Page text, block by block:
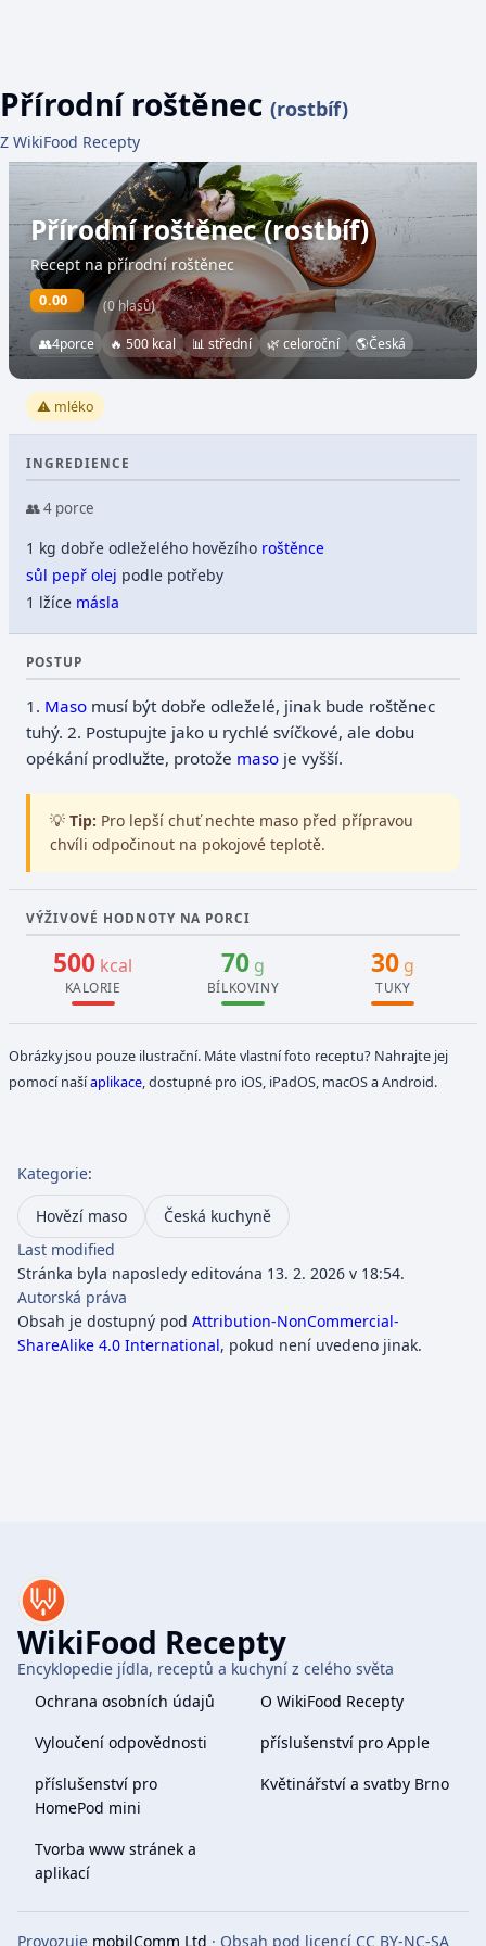
Přírodní roštěnec (rostbíf)
Z WikiFood Recepty
Přírodní roštěnec (rostbíf)
Recept na přírodní roštěnec
0.00 (0 hlasů)
👥4porce 🔥 500 kcal 📊 střední 🌿 celoroční 🌎Česká
⚠️ mléko
INGREDIENCE
👥 4 porce
1 kg dobře odleželého hovězího roštěnce
sůl pepř olej podle potřeby
1 lžíce másla
POSTUP
1. Maso musí být dobře odleželé, jinak bude roštěnec
tuhý. 2. Postupujte jako u rychlé svíčkové, ale dobu
opékání prodlužte, protože maso je vyšší.
💡 Tip: Pro lepší chuť nechte maso před přípravou
chvíli odpočinout na pokojové teplotě.
VÝŽIVOVÉ HODNOTY NA PORCI
500 kcal
KALORIE
70g
BÍLKOVINY
30 g
TUKY
Obrázky jsou pouze ilustrační. Máte vlastní foto receptu? Nahrajte jej
pomocí našíaplikace, dostupné pro iOS, iPadOS, macOS a Android.
Kategorie:
Hovězí maso
Česká kuchyně
Last modified
Stránka byla naposledy editována 13. 2. 2026 v 18:54.
Autorská práva
Obsah je dostupný pod Attribution-NonCommercial-
ShareAlike 4.0 International, pokud není uvedeno jinak.
WikiFood Recepty
Encyklopedie jídla, receptů a kuchyní z celého světa
Ochrana osobních údajů
O WikiFood Recepty
Vyloučení odpovědnosti
příslušenství pro Apple
příslušenství pro
HomePod mini
Květinářství a svatby Brno
Tvorba www stránek a
aplikací
Provozuje mobilComm Ltd · Obsah pod licencí CC BY-NC-SA